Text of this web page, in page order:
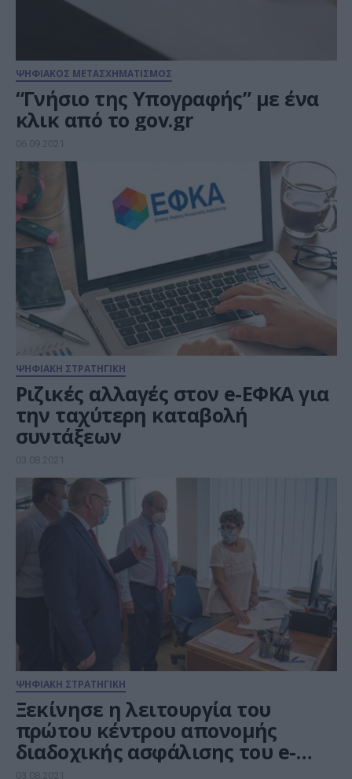
ΨΗΦΙΑΚΟΣ ΜΕΤΑΣΧΗΜΑΤΙΣΜΟΣ
“Γνήσιο της Υπογραφής” με ένα
κλικ από το gov.gr
06.09.2021
ΨΗΦΙΑΚΗ ΣΤΡΑΤΗΓΙΚΗ
Ριζικές αλλαγές στον e-ΕΦΚΑ για
την ταχύτερη καταβολή
συντάξεων
03.08.2021
ΨΗΦΙΑΚΗ ΣΤΡΑΤΗΓΙΚΗ
Ξεκίνησε η λειτουργία του
πρώτου κέντρου απονομής
διαδοχικής ασφάλισης του e-
ΕΦΚΑ
03.08.2021